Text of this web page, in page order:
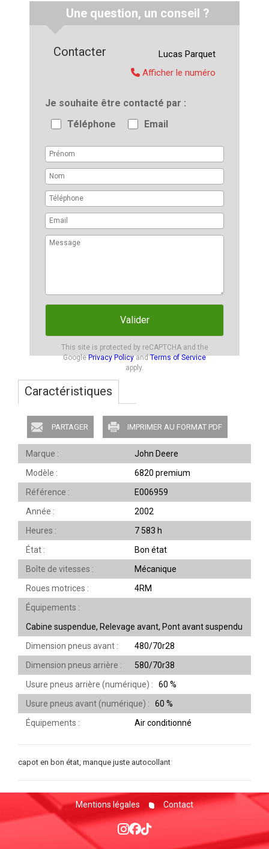
Caractéristiques
PARTAGER IMPRIMER AU FORMAT PDF
Marque
John Deere
Modèle
6820 premium
Référence
E006959
Année
2002
Heures
7 583 h
État
Bon état
Boîte de vitesses
Mécanique
Roues motrices
4RM
Équipements
Cabine suspendue, Relevage avant, Pont avant suspendu
Dimension pneus avant
480/70r28
Dimension pneus arrière
580/70r38
Usure pneus arrière (numérique)
60 %
Usure pneus avant (numérique)
60 %
Équipements
Air conditionné
capot en bon état, manque juste autocollant
Une question, un conseil ?
Je souhaite être contacté par
Téléphone
Email
Valider
This site is protected by reCAPTCHA and the
GooglePrivacy PolicyandTerms of Service
apply.
Contacter Lucas Parquet
Afficher le numéro
Mentions légales Contact